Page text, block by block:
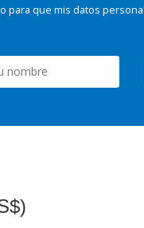
para que mis datos